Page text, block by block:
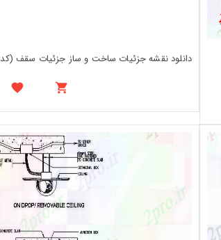
دانلود نقشه جزئیات ساخت و ساز جزئیات سقف (کد164576)